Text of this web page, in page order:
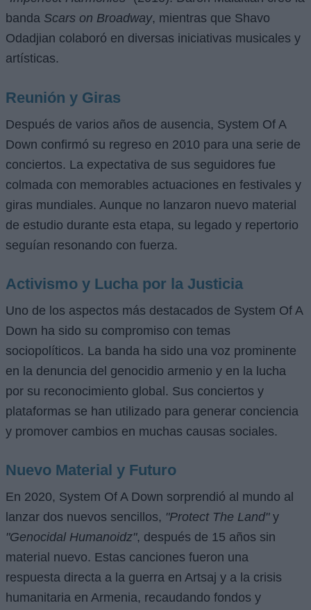
banda Scars on Broadway, mientras que Shavo
Odadjian colaboró en diversas iniciativas musicales y
artísticas.
Reunión y Giras
Después de varios años de ausencia, System Of A
Down confirmó su regreso en 2010 para una serie de
conciertos. La expectativa de sus seguidores fue
colmada con memorables actuaciones en festivales y
giras mundiales. Aunque no lanzaron nuevo material
de estudio durante esta etapa, su legado y repertorio
seguían resonando con fuerza.
Activismo y Lucha por la Justicia
Uno de los aspectos más destacados de System Of A
Down ha sido su compromiso con temas
sociopolíticos. La banda ha sido una voz prominente
en la denuncia del genocidio armenio y en la lucha
por su reconocimiento global. Sus conciertos y
plataformas se han utilizado para generar conciencia
y promover cambios en muchas causas sociales.
Nuevo Material y Futuro
En 2020, System Of A Down sorprendió al mundo al
lanzar dos nuevos sencillos, "Protect The Land"y
"Genocidal Humanoidz", después de 15 años sin
material nuevo. Estas canciones fueron una
respuesta directa a la guerra en Artsaj y a la crisis
humanitaria en Armenia, recaudando fondos y